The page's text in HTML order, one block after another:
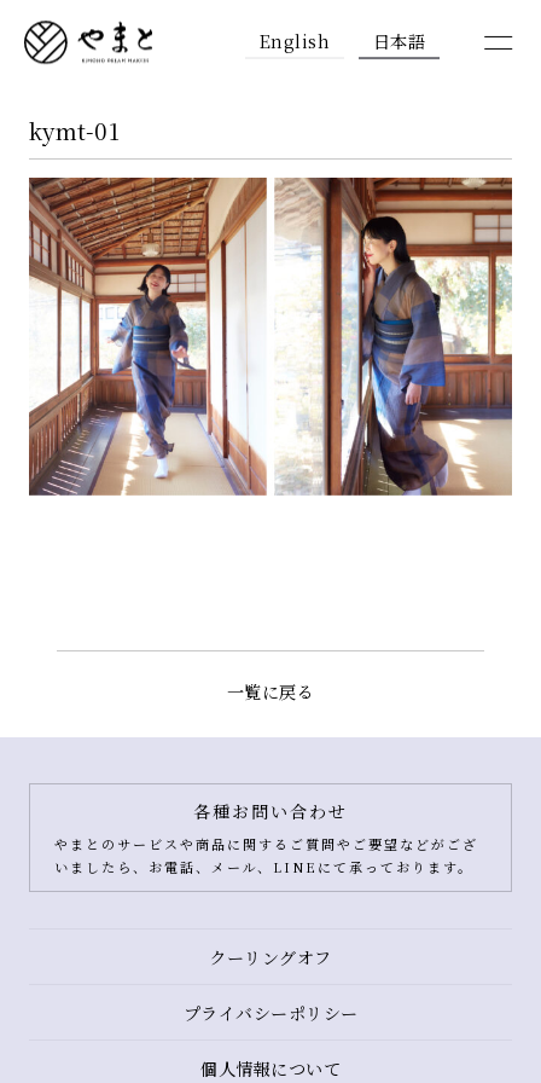
English 日本語
kymt-01
一覧に戻る
各種お問い合わせ
やまとのサービスや商品に関するご質問やご要望などがござ
いましたら、お電話、メール、LINEにて承っております。
クーリングオフ
プライバシーポリシー
個人情報について